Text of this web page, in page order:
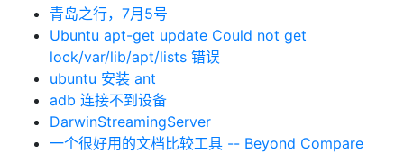
青岛之行，7月5号
Ubuntu apt-get update Could not get
lock/var/lib/apt/lists 错误
ubuntu 安装 ant
adb 连接不到设备
DarwinStreamingServer
一个很好用的文档比较工具 -- Beyond Compare